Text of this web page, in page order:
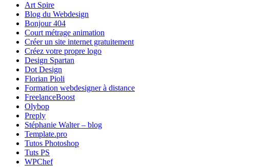
Art Spire
Blog du Webdesign
Bonjour 404
Court métrage animation
Créer un site internet gratuitement
Créez votre propre logo
Design Spartan
Dot Design
Florian Pioli
Formation webdesigner à distance
FreelanceBoost
Olybop
Preply
Stéphanie Walter – blog
Template.pro
Tutos Photoshop
Tuts PS
WPChef